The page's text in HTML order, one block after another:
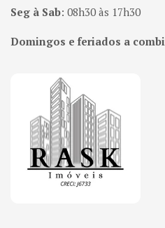
Seg à Sab: 08h30 às 17h30
Domingos e feriados a
Página inicial